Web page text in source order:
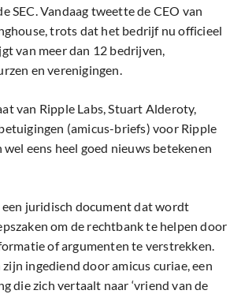
SEC. Vandaag tweette de CEO van
trots dat het bedrijf nu officieel
van meer dan 12 bedrijven,
en verenigingen.
van Ripple Labs, Stuart Alderoty,
(amicus-briefs) voor Ripple
wel eens heel goed nieuws betekenen
een juridisch document dat wordt
om de rechtbank te helpen door
of argumenten te verstrekken.
ingediend door amicus curiae, een
die zich vertaalt naar ‘vriend van de